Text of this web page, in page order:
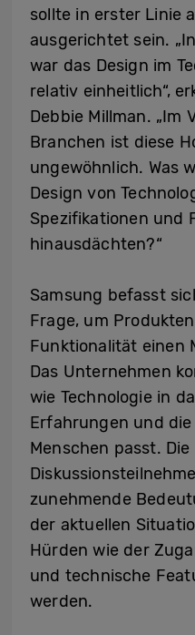
sollte in erster Linie
ausgerichtet sein.
war das Design im
relativ einheitlich“,
Debbie Millman. „Im
Branchen ist diese
ungewöhnlich. Was
Design von
Spezifikationen und
hinausdächten?“
Samsung befasst
Frage, um
Funktionalität einen
Das Unternehmen
wie Technologie in
Erfahrungen und
Menschen passt. Die
zunehmende
der aktuellen
Hürden wie der
und technische
werden.